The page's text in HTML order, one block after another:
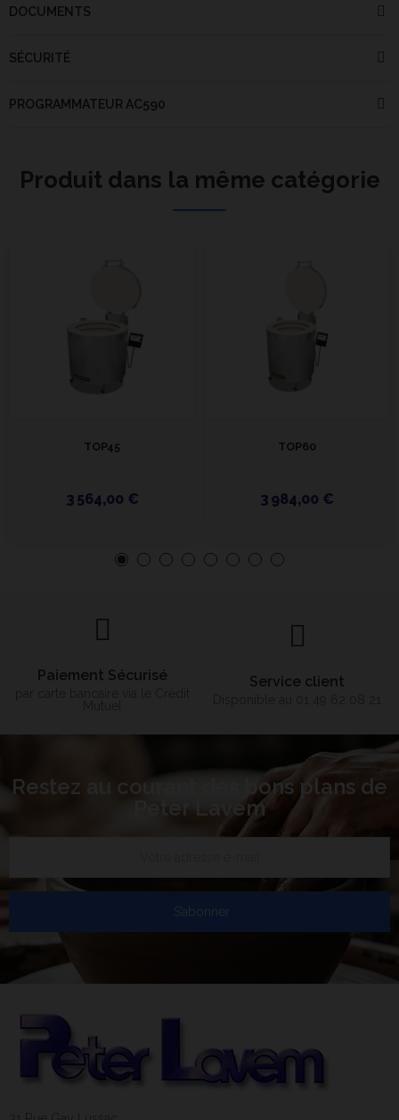
DOCUMENTS
SÉCURITÉ
PROGRAMMATEUR AC590
Produit dans la même catégorie
TOP45
3 564,00 €
TOP60
3 984,00 €
Paiement Sécurisé Service client
Restez au courant des bons plans de
Peter Lavem
S’abonner